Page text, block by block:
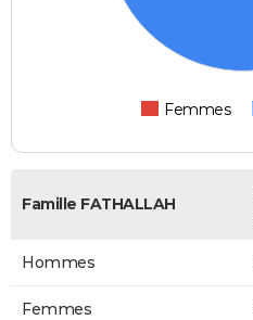
Femmes
Famille FATHALLAH
Hommes
Femmes